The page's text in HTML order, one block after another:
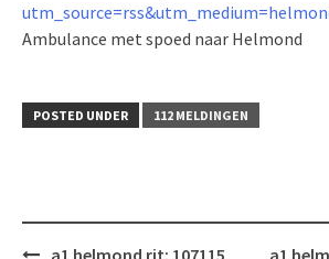
Ambulance met spoed naar Helmond
POSTED UNDER 112 MELDINGEN
a1 helmond rit: 107115 a1